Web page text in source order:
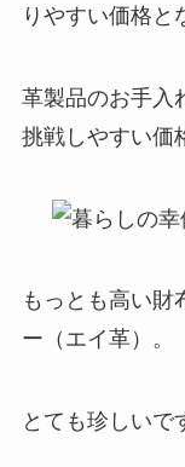
りやすい価格と
革製品のお手入
挑戦しやすい価
もっとも高い財
ー（エイ革）。
とても珍しいで